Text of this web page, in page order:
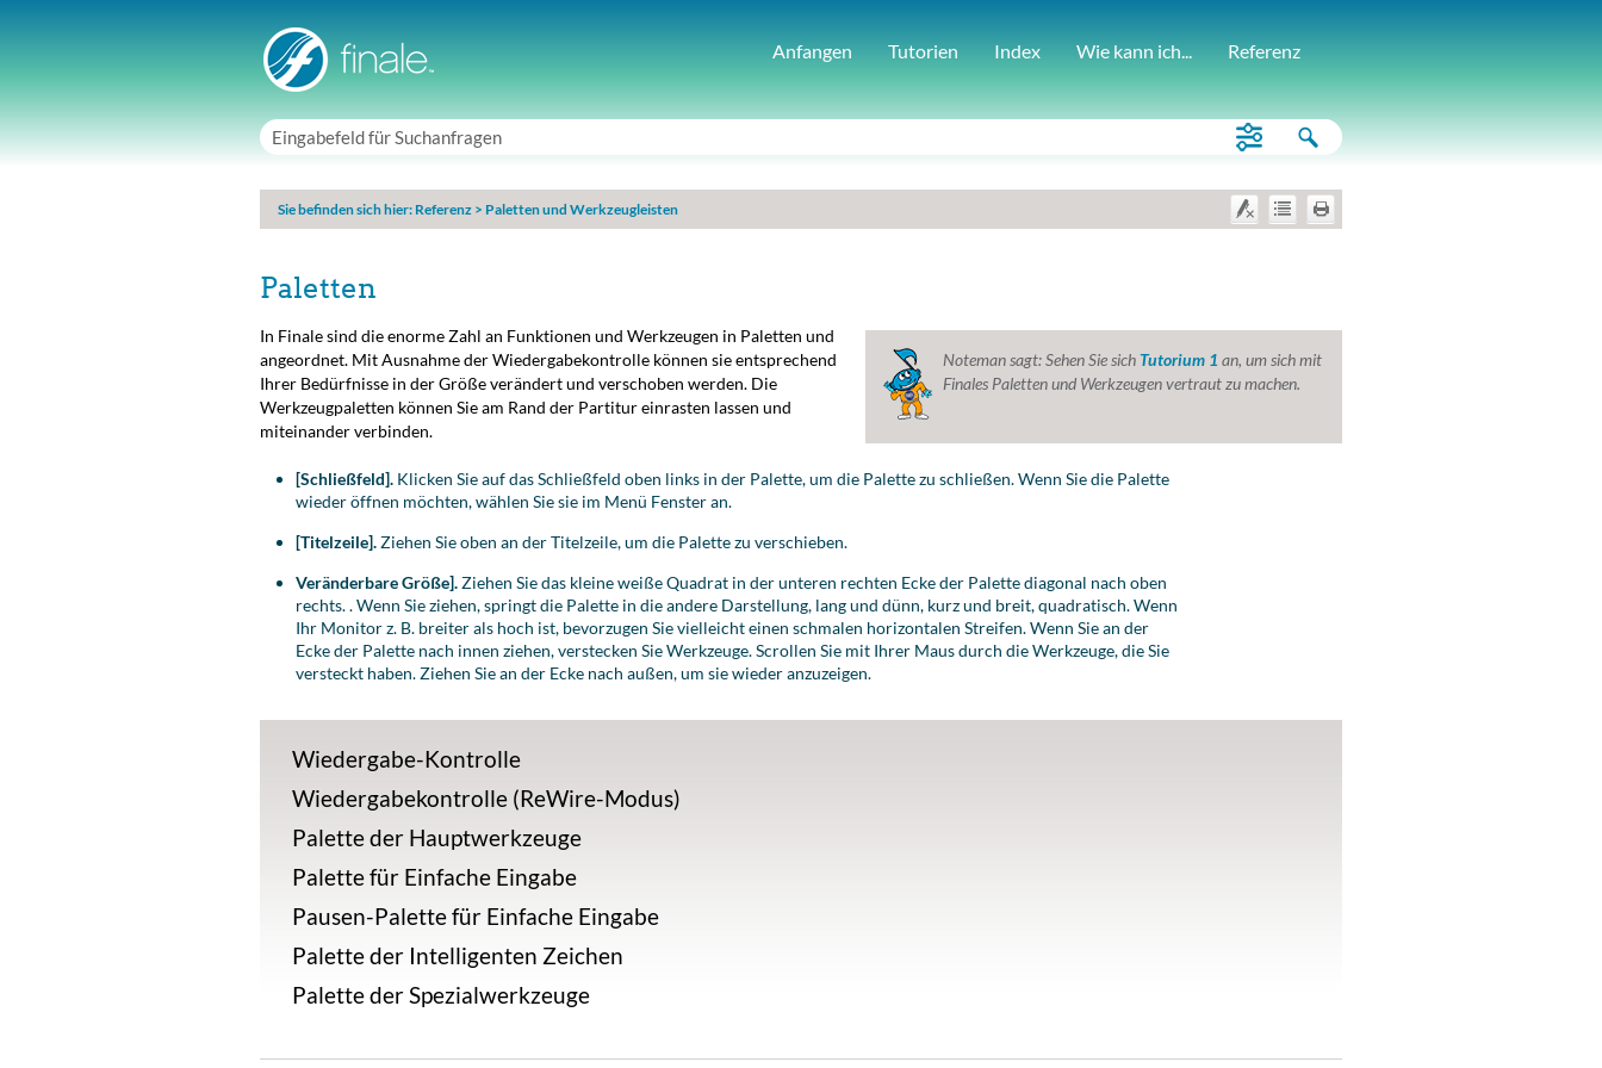
Anfangen Tutorien Index Wie kann ich... Referenz
Sie befinden sich hier: Referenz > Paletten und Werkzeugleisten
Paletten
Noteman sagt:Sehen Sie sich Tutorium 1 an, um sich mit
Finales Paletten und Werkzeugen vertraut zu machen.
In Finale sind die enorme Zahl an Funktionen und Werkzeugen in Paletten und
angeordnet. Mit Ausnahme der Wiedergabekontrolle könnensieentsprechend
Ihrer Bedürfnisse in der Größe verändert und verschoben werden. Die
Werkzeugpaletten können Sie am Rand der Partitur einrasten lassen und
miteinander verbinden.
[Schließfeld]. Klicken Sie auf das Schließfeld oben links in der Palette, um die Palette zu schließen. Wenn Sie die Palette
wieder öffnen möchten, wählen Sie sie im Menü Fenster an.
[Titelzeile].Ziehen Sie oben an der Titelzeile, um die Palette zu verschieben.
Veränderbare Größe].Ziehen Sie das kleine weiße Quadrat in der unteren rechten Ecke der Palette diagonal nach oben
rechts. .Wenn Sie ziehen, springt die Palette in die andere Darstellung, lang und dünn, kurz und breit, quadratisch. Wenn
Ihr Monitor z. B. breiter als hoch ist, bevorzugen Sie vielleicht einen schmalen horizontalen Streifen. Wenn Sie an der
Ecke der Palette nach innen ziehen, verstecken Sie Werkzeuge.Scrollen Sie mit Ihrer Maus durch die Werkzeuge, die Sie
versteckt haben.Ziehen Sie an der Ecke nach außen, um sie wieder anzuzeigen.
Wiedergabe-Kontrolle
Wiedergabekontrolle (ReWire-Modus)
Palette der Hauptwerkzeuge
Palette für Einfache Eingabe
Pausen-Palette für Einfache Eingabe
Palette der Intelligenten Zeichen
Palette der Spezialwerkzeuge